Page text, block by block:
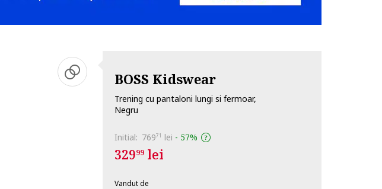
BOSS Kidswear
Trening cu pantaloni lungi si fermoar,
Negru
Initial: 76971 lei - 57%
32999lei
Vandut de